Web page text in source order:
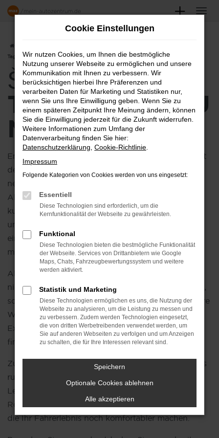
Zum
Tageszulassung kaufen
ŠKODA FABIA
TAGESZULASSU
NG KAUFEN
Entdecken Sie die Vorteile einer
mit
dem Fabia, die perfekten Wahl für alle, die ein fast
neues Fahrzeug zu einem attraktiven Preis suchen.
Als Tageszulassung wurde das Fahrzeug nur für
kurze Zeit im Autohaus genutzt und ist praktisch
unbenutzt. Sie profitieren somit von den Vorzügen
einesNeuwagens
müssen.
Als Ihr Škoda Autohaus Jahren bieten wir Ihnen
nicht nur eine große Auswahl an Tageszulassungen,
sondern auch eine individuelle Beratung, die auf Ihre
Wünsche und Bedürfnisse abgestimmt ist. Unsere
Expertise hilft Ihnen dabei, das ideale Fahrzeug zu
finden, das perfekt zu Ihrem Lebensstil passt.
Zusätzlich bieten wir Ihnen eine Vielzahl an Services
rund um Škoda, wie flexible Finanzierungs- und
Leasingmöglichkeiten, professionelle
Reparaturen
sowie hochwertige Zubehörprodukte,
die Ihr Fahrerlebnis noch komfortabler machen.
Cookie Einstellungen
Wir nutzen Cookies, um Ihnen die bestmögliche
Nutzung unserer Webseite zu ermöglichen und unsere
Kommunikation mit Ihnen zu verbessern. Wir
berücksichtigen hierbei Ihre Präferenzen und
verarbeiten Daten für Marketing und Statistiken nur,
wenn Sie uns Ihre Einwilligung geben. Wenn Sie zu
einem späteren Zeitpunkt Ihre Meinung ändern, können
Sie die Einwilligung jederzeit für die Zukunft widerrufen.
Weitere Informationen zum Umfang der
Datenverarbeitung finden Sie hier:
Datenschutzerklärung Cookie-Richtlinie
Impressum
Folgende Kategorien von Cookies werden von uns eingesetzt:
Essentiell
Diese Technologien sind erforderlich, um die
Kernfunktionalität der Webseite zu gewährleisten.
Funktional
Diese Technologien bieten die bestmögliche Funktionalität
der Webseite. Services von Drittanbietern wie Google
Maps, Chats, Fahrzeugbewertungssystem und weitere
werden aktiviert.
Statistik und Marketing
Diese Technologien ermöglichen es uns, die Nutzung der
Webseite zu analysieren, um die Leistung zu messen und
zu verbessern. Zudem werden Technologien eingesetzt,
die von dritten Werbetreibenden verwendet werden, um
Sie auf anderen Webseiten zu verfolgen und um Anzeigen
zu schalten, die für Ihre Interessen relevant sind.
Speichern
Optionale Cookies ablehnen
Alle akzeptieren